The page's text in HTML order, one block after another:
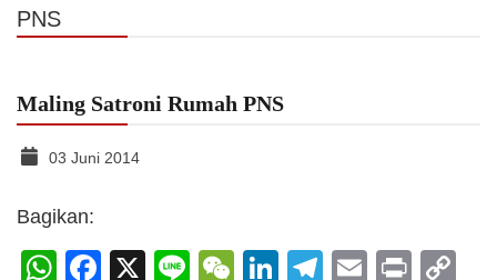
PNS
Maling Satroni Rumah PNS
03 Juni 2014
Bagikan:
WhatsApp
Facebook
X LineWeChat
LinkedIn
Telegram
Email
Print